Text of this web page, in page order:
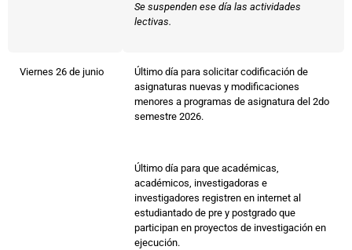
Se suspenden ese día las actividades
lectivas.
Viernes 26 de junio
Último día para solicitar codificación de
asignaturas nuevas y modificaciones
menores a programas de asignatura del 2do
semestre 2026.
Último día para que académicas,
académicos, investigadoras e
investigadores registren en internet al
estudiantado de pre y postgrado que
participan en proyectos de investigación en
ejecución.